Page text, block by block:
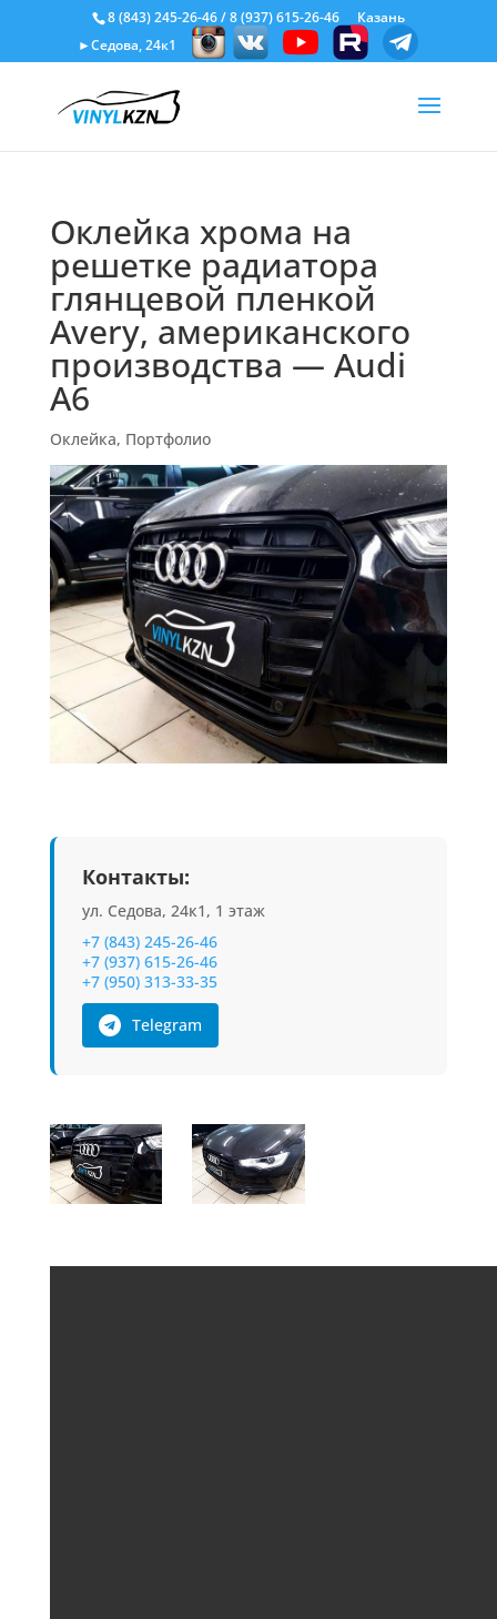
8 (843) 245-26-46/8 (937) 615-26-46
Казань
►Седова, 24к1
Оклейка хрома на
решетке радиатора
глянцевой пленкой
Avery, американского
производства — Audi
A6
Оклейка, Портфолио
Контакты:
ул. Седова, 24к1, 1 этаж
+7 (843) 245-26-46
+7 (937) 615-26-46
+7 (950) 313-33-35
Telegram